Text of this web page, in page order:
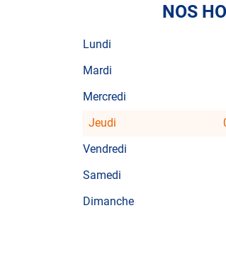
NOS
Lundi
Mardi
Mercredi
Horaires
d'ouverture
Jeudi
Vendredi
Samedi
Dimanche